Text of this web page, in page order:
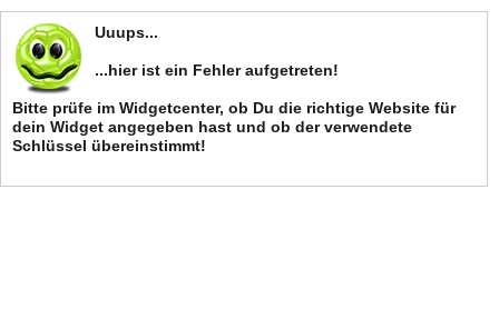
Uuups...
...hier ist ein Fehler aufgetreten!
Bitte prüfe im Widgetcenter, ob Du die richtige Website für
dein Widget angegeben hast und ob der verwendete
Schlüssel übereinstimmt!